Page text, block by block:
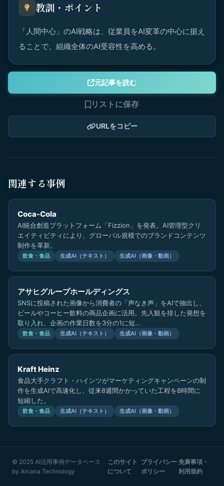
教訓・ポイント
「人間中心」のAI戦略は、従業員をAI変革の中心に据え
ることで、組織全体のAI受容性を高める。
元記事を読む
リストに保存
URLをコピー
関連する事例
Coca-Cola
AI統合創造プラットフォーム「Fizzion」を発表。AI管理型クリ
エイティビティにより、グローバル規模でのブランドコンテンツ
制作を革新。
飲食・食品 生成AI（テキスト） 生成AI（画像・動画）
アサヒグループホールディングス
SNSに投稿された画像から消費者の「声なき声」をAIで抽出し、
ビールやコーヒー飲料の商品企画に活用。先入観を排した発想を
取り入れ、企画の作業日数を3分の1に短…
飲食・食品 生成AI（テキスト） 生成AI（画像・動画）
Kraft Heinz
食品大手クラフト・ハインツがマーケティングキャンペーンの制
作を生成AIで高速化し、従来8週間かかっていた工程を8時間に
短縮した。
飲食・食品 生成AI（テキスト） 生成AI（画像・動画）
© 2025 AI活用事例データベース
by Arcana Technology
このサイト
について
プライバシー
ポリシー
免責事項・
利用規約